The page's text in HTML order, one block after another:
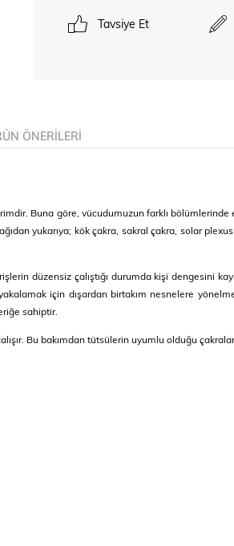
Tavsiye Et
ÖNERILERI
Buna göre, vücudumuzun farklı bölümlerinde
yukarıya; kök çakra, sakral çakra, solar
düzensiz çalıştığı durumda kişi dengesini
için dışardan birtakım nesnelere
sahiptir.
Bu bakımdan tütsülerin uyumlu olduğu